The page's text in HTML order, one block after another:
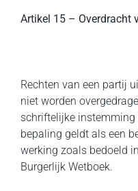
Artikel 15 – Overdracht
Rechten van een partij
niet worden
schriftelijke instemming
bepaling geldt als een
werking zoals bedoeld
Burgerlijk Wetboek.